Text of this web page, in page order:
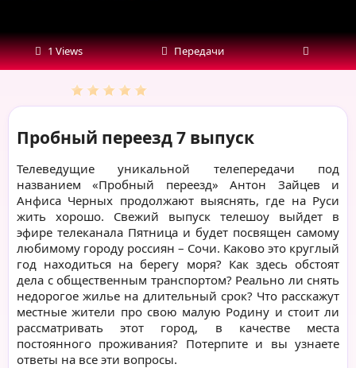
1 Views Передачи
Пробный переезд 7 выпуск
Телеведущие уникальной телепередачи под
названием «Пробный переезд» Антон Зайцев и
Анфиса Черных продолжают выяснять, где на Руси
жить хорошо. Свежий выпуск телешоу выйдет в
эфире телеканала Пятница и будет посвящен самому
любимому городу россиян – Сочи. Каково это круглый
год находиться на берегу моря? Как здесь обстоят
дела с общественным транспортом? Реально ли снять
недорогое жилье на длительный срок? Что расскажут
местные жители про свою малую Родину и стоит ли
рассматривать этот город, в качестве места
постоянного проживания? Потерпите и вы узнаете
ответы на все эти вопросы.